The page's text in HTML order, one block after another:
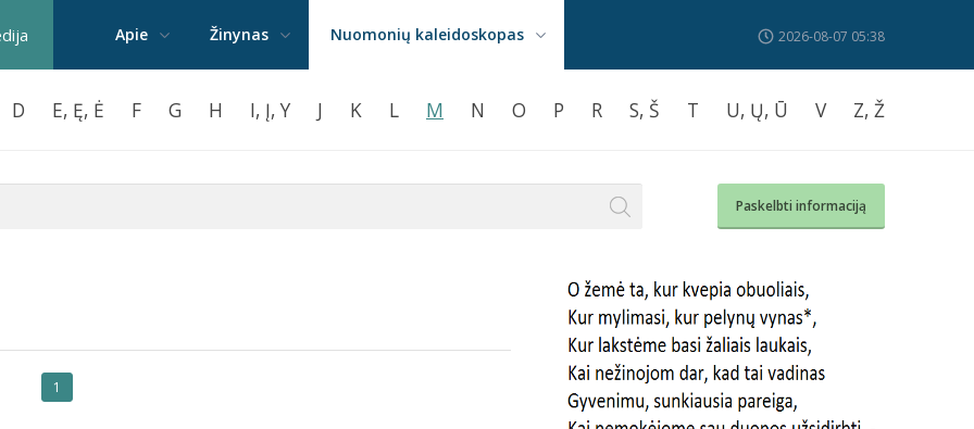
Apie Žinynas Nuomonių kaleidoskopas 2026-08-07 05:38
D E, Ę, Ė F G H I, Į, Y J K L M N O P R S, Š T U, Ų, Ū V Z, Ž
Paskelbti informaciją
1